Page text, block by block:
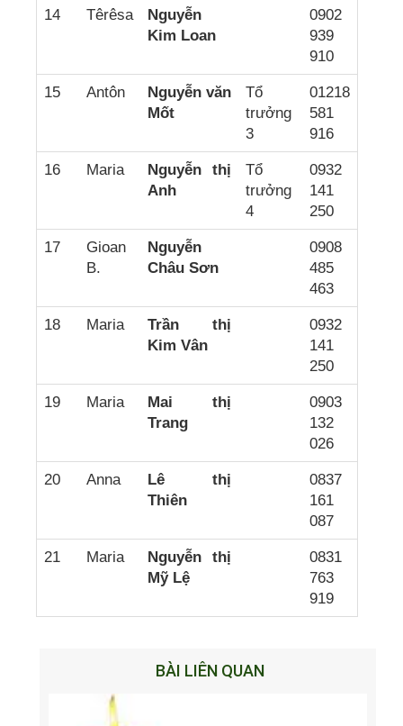
14 Têrêsa
Nguyễn
Kim Loan
0902
939
910
15 Antôn
Nguyễn văn
Mốt
Tổ
trưởng
3
01218
581
916
16 Maria
Nguyễn thị
Anh
Tổ
trưởng
4
0932
141
250
17
Gioan
B.
Nguyễn
Châu Sơn
0908
485
463
18 Maria
Trần thị
Kim Vân
0932
141
250
19 Maria
Mai thị
Trang
0903
132
026
20 Anna
Lê thị
Thiên
0837
161
087
21 Maria
Nguyễn thị
Mỹ Lệ
0831
763
919
BÀI LIÊN QUAN